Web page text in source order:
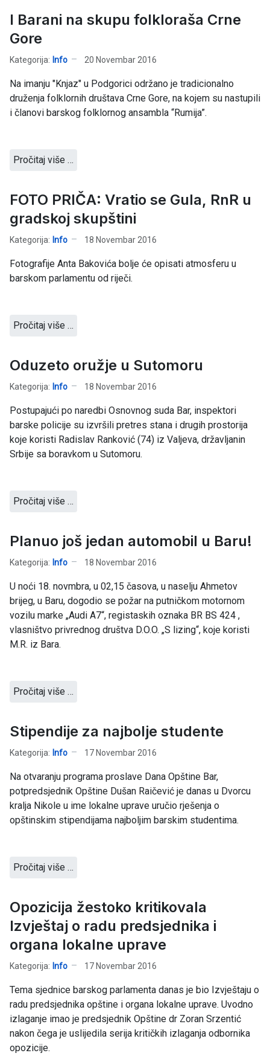
I Barani na skupu folkloraša Crne
Gore
Kategorija: Info 20 Novembar 2016
Na imanju "Knjaz" u Podgorici održano je tradicionalno
druženja folklornih društava Crne Gore, na kojem su nastupili
i članovi barskog folklornog ansambla “Rumija”.
Pročitaj više …
FOTO PRIČA: Vratio se Gula, RnR u
gradskoj skupštini
Kategorija: Info 18 Novembar 2016
Fotografije Anta Bakovića bolje će opisati atmosferu u
barskom parlamentu od riječi.
Pročitaj više …
Oduzeto oružje u Sutomoru
Kategorija: Info 18 Novembar 2016
Postupajući po naredbi Osnovnog suda Bar, inspektori
barske policije su izvršili pretres stana i drugih prostorija
koje koristi Radislav Ranković (74) iz Valjeva, državljanin
Srbije sa boravkom u Sutomoru.
Pročitaj više …
Planuo još jedan automobil u Baru!
Kategorija: Info 18 Novembar 2016
U noći 18. novmbra, u 02,15 časova, u naselju Ahmetov
brijeg, u Baru, dogodio se požar na putničkom motornom
vozilu marke „Audi A7“, registaskih oznaka BR BS 424 ,
vlasništvo privrednog društva D.O.O. „S lizing“, koje koristi
M.R. iz Bara.
Pročitaj više …
Stipendije za najbolje studente
Kategorija: Info 17 Novembar 2016
Na otvaranju programa proslave Dana Opštine Bar,
potpredsjednik Opštine Dušan Raičević je danas u Dvorcu
kralja Nikole u ime lokalne uprave uručio rješenja o
opštinskim stipendijama najboljim barskim studentima.
Pročitaj više …
Opozicija žestoko kritikovala
Izvještaj o radu predsjednika i
organa lokalne uprave
Kategorija: Info 17 Novembar 2016
Tema sjednice barskog parlamenta danas je bio Izvještaju o
radu predsjednika opštine i organa lokalne uprave. Uvodno
izlaganje imao je predsjednik Opštine dr Zoran Srzentić
nakon čega je uslijedila serija kritičkih izlaganja odbornika
opozicije.